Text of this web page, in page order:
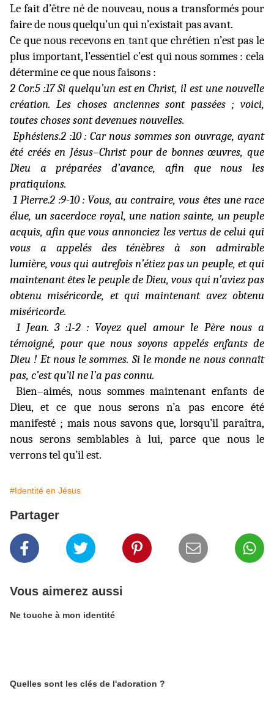
Le fait d’être né de nouveau, nous a transformés pour
faire de nous quelqu’un qui n’existait pas avant.
Ce que nous recevons en tant que chrétien n’est pas le
plus important, l’essentiel c’est qui nous sommes : cela
détermine ce que nous faisons :
2 Cor.5 :17 Si quelqu’un est en Christ, il est une nouvelle
création. Les choses anciennes sont passées ; voici,
toutes choses sont devenues nouvelles.
Ephésiens.2 :10 : Car nous sommes son ouvrage, ayant
été créés en Jésus–Christ pour de bonnes œuvres, que
Dieu a préparées d’avance, afin que nous les
pratiquions.
1 Pierre.2 :9-10 : Vous, au contraire, vous êtes une race
élue, un sacerdoce royal, une nation sainte, un peuple
acquis, afin que vous annonciez les vertus de celui qui
vous a appelés des ténèbres à son admirable
lumière, vous qui autrefois n’étiez pas un peuple, et qui
maintenant êtes le peuple de Dieu, vous qui n’aviez pas
obtenu miséricorde, et qui maintenant avez obtenu
miséricorde.
1 Jean. 3 :1-2 : Voyez quel amour le Père nous a
témoigné, pour que nous soyons appelés enfants de
Dieu ! Et nous le sommes. Si le monde ne nous connaît
pas, c’est qu’il ne l’a pas connu.
Bien–aimés, nous sommes maintenant enfants de
Dieu, et ce que nous serons n’a pas encore été
manifesté ; mais nous savons que, lorsqu’il paraîtra,
nous serons semblables à lui, parce que nous le
verrons tel qu’il est.
#Identité en Jésus
Partager
Vous aimerez aussi
Ne touche à mon identité
Quelles sont les clés de l'adoration ?